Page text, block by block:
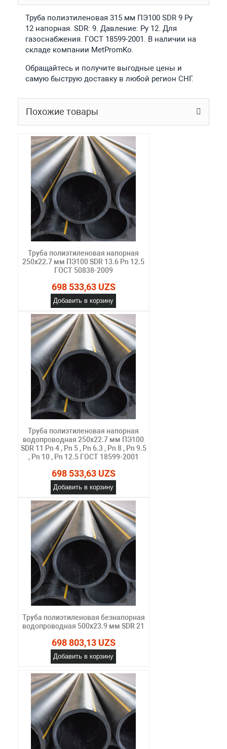
Труба полиэтиленовая 315 мм ПЭ100 SDR 9 Ру
12 напорная. SDR: 9. Давление: Ру 12. Для
газоснабжения. ГОСТ 18599-2001. В наличии на
складе компании MetPromKo.
Обращайтесь и получите выгодные цены и
самую быструю доставку в любой регион СНГ.
Похожие товары
Труба полиэтиленовая напорная
250х22.7 мм ПЭ100 SDR 13.6 Pn 12.5
ГОСТ 50838-2009
698 533,63 UZS
Добавить в корзину
Труба полиэтиленовая напорная
водопроводная 250х22.7 мм ПЭ100
SDR 11 Pn 4 , Pn 5 , Pn 6.3 , Pn 8 , Pn 9.5
, Pn 10 , Pn 12.5 ГОСТ 18599-2001
698 533,63 UZS
Добавить в корзину
Труба полиэтиленовая безнапорная
водопроводная 500х23.9 мм SDR 21
698 803,13 UZS
Добавить в корзину